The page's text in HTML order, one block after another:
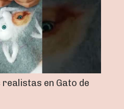
en Gato de